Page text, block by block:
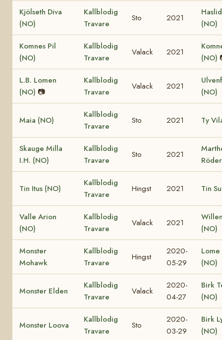
Kjölseth Diva
(NO)
Kallblodig
Travare
Sto 2021
(NO)
Komnes Pil
(NO)
Kallblodig
Travare
Valack 2021
(NO)
L.B. Lomen
(NO) 📷
Kallblodig
Travare
Valack 2021
(NO)
Maia (NO)
Kallblodig
Travare
Sto 2021 Ty
Skauge Milla
I.H. (NO)
Kallblodig
Travare
Sto 2021
Tin Itus (NO)
Kallblodig
Travare
Hingst 2021 Tin
Valle Arion
(NO)
Kallblodig
Travare
Valack 2021
(NO)
Monster
Mohawk
Kallblodig
Travare
Hingst
2020-
05-29
Lome
(NO)
Monster Elden
Kallblodig
Travare
Valack
2020-
04-27
Birk
(NO)
Monster Loova
Kallblodig
Travare
Sto
2020-
03-29
Birk
(NO)